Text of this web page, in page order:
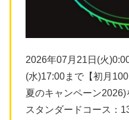
2026年07月21日(火
(水)17:00まで【初月
夏のキャンペーン2026)
スタンダードコース：